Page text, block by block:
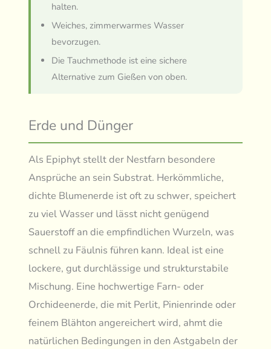
halten.
Weiches, zimmerwarmes Wasser
bevorzugen.
Die Tauchmethode ist eine sichere
Alternative zum Gießen von oben.
Erde und Dünger
Als Epiphyt stellt der Nestfarn besondere
Ansprüche an sein Substrat. Herkömmliche,
dichte Blumenerde ist oft zu schwer, speichert
zu viel Wasser und lässt nicht genügend
Sauerstoff an die empfindlichen Wurzeln, was
schnell zu Fäulnis führen kann. Ideal ist eine
lockere, gut durchlässige und strukturstabile
Mischung. Eine hochwertige Farn- oder
Orchideenerde, die mit Perlit, Pinienrinde oder
feinem Blähton angereichert wird, ahmt die
natürlichen Bedingungen in den Astgabeln der